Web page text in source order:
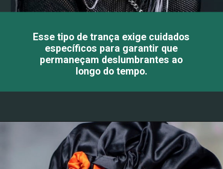
Esse tipo de trança exige cuidados
específicos para garantir que
permaneçam deslumbrantes ao
longo do tempo.